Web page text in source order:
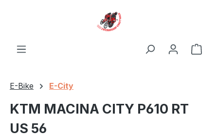
E-Bike E-City
KTM MACINA CITY P610 RT
US 56